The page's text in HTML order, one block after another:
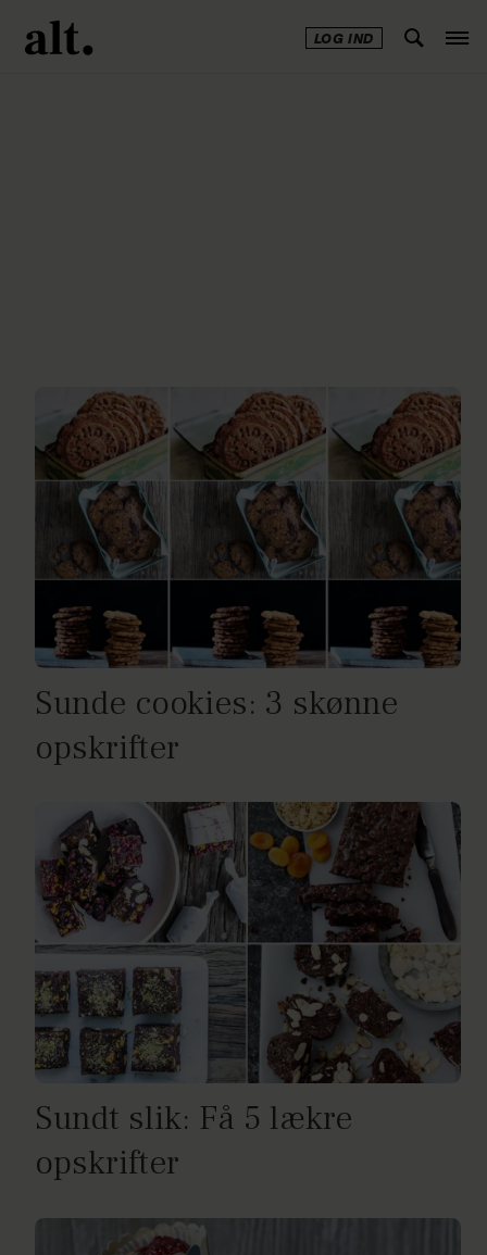
LOG IND
Sunde cookies: 3 skønne
opskrifter
Sundt slik: Få 5 lækre
opskrifter